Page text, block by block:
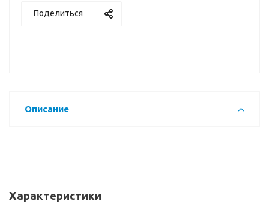
Поделиться
Описание
Характеристики